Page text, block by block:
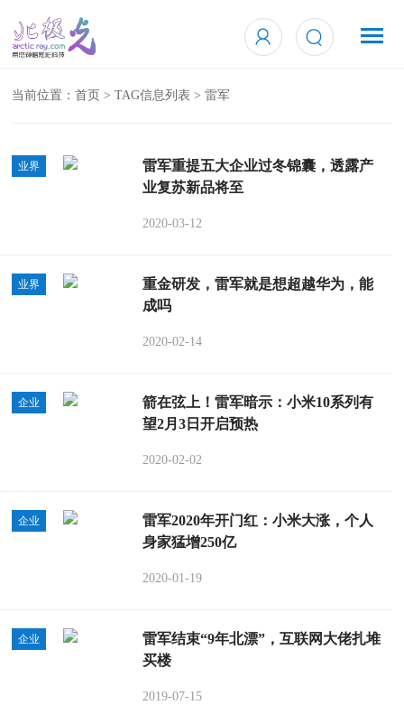
当前位置：首页 > TAG信息列表 > 雷军
业界
雷军重提五大企业过冬锦囊，透露产
业复苏新品将至
2020-03-12
业界
重金研发，雷军就是想超越华为，能
成吗
2020-02-14
企业
箭在弦上！雷军暗示：小米10系列有
望2月3日开启预热
2020-02-02
企业
雷军2020年开门红：小米大涨，个人
身家猛增250亿
2020-01-19
企业
雷军结束“9年北漂”，互联网大佬扎堆
买楼
2019-07-15